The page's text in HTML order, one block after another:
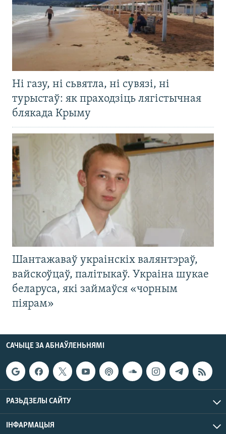
Ні газу, ні сьвятла, ні сувязі, ні
турыстаў: як праходзіць лягістычная
блякада Крыму
Шантажаваў украінскіх валянтэраў,
вайскоўцаў, палітыкаў. Украіна шукае
беларуса, які займаўся «чорным
піярам»
САЧЫЦЕ ЗА АБНАЎЛЕНЬНЯМІ
РАЗЬДЗЕЛЫ САЙТУ
ІНФАРМАЦЫЯ